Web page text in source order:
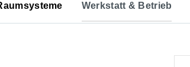
Werkstatt & Betrieb